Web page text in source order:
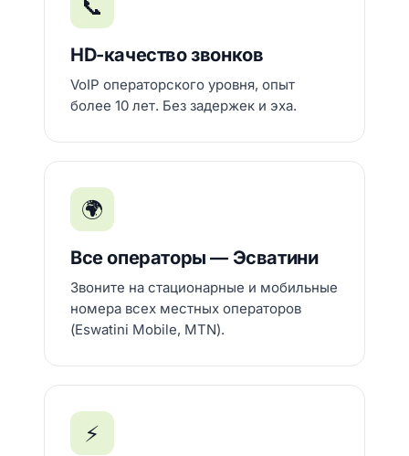
📞
HD-качество звонков
VoIP операторского уровня, опыт
более 10 лет. Без задержек и эха.
🌍
Все операторы — Эсватини
Звоните на стационарные и мобильные
номера всех местных операторов
(Eswatini Mobile, MTN).
⚡